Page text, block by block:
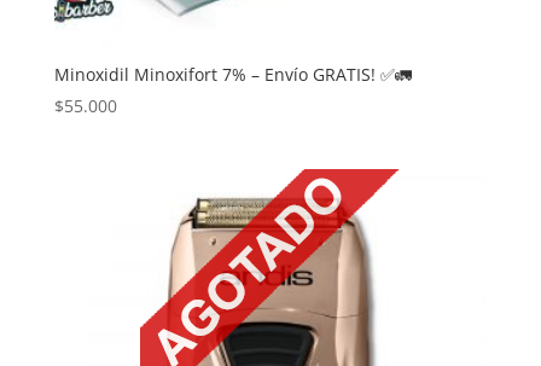
Minoxidil Minoxifort 7% – Envío GRATIS! ✅🚛
$55.000